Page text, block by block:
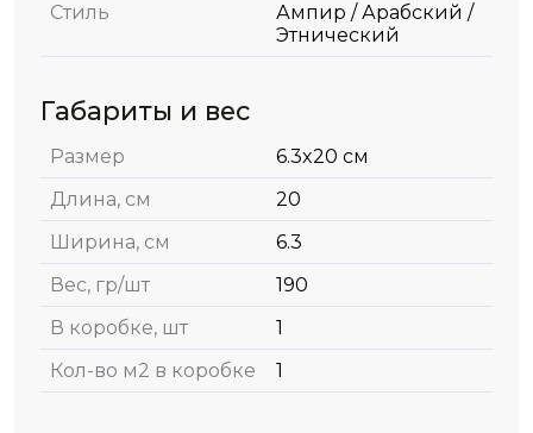
Стиль
Ампир / Арабский /
Этнический
Габариты и вес
Размер
6.3x20 см
Длина, см
20
Ширина, см
6.3
Вес, гр/шт
190
В коробке, шт
1
Кол-во м2 в коробке
1